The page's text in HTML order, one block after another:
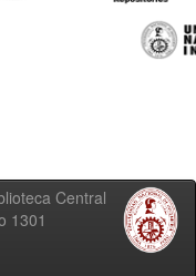
Central
1301